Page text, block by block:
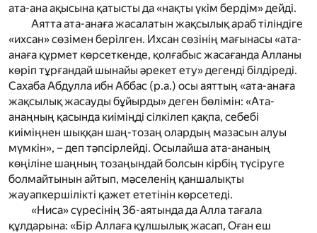
ата-ана ақысына қатысты да «нақты үкім бердім» дейді.
Аятта ата-анаға жасалатын жақсылық араб тіліндіге
«ихсан» сөзімен берілген. Ихсан сөзінің мағынасы «ата-
анаға құрмет көрсеткенде, қолғабыс жасағанда Алланы
көріп тұрғандай шынайы әрекет ету» дегенді білдіреді.
Сахаба Абдулла ибн Аббас (р.а.) осы аяттың «ата-анаға
жақсылық жасауды бұйырды» деген бөлімін: «Ата-
анаңның қасында киіміңді сілкілеп қақпа, себебі
киіміңнен шыққан шаң-тозаң олардың мазасын алуы
мүмкін», – деп тәпсірлейді. Осылайша ата-ананың
көңіліне шаңның тозаңындай болсын кірбің түсіруге
болмайтынын айтып, мәселенің қаншалықты
жауапкершілікті қажет ететінін көрсетеді.
«Ниса» сүресінің 36-аятында да Алла тағала
құлдарына: «Бір Аллаға құлшылық жасап, Оған еш